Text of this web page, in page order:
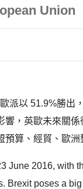
Union
派以 51.9%勝
，英歐未來關
算、經貿、歐
June 2016, with
Brexit poses a